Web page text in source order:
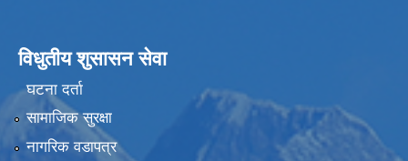
विधुतीय शुसासन सेवा
घटना दर्ता
सामाजिक सुरक्षा
नागरिक वडापत्र